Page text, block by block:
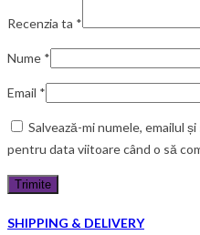
Recenzia ta *
Nume *
Email *
Salvează-mi numele, emailul
pentru data viitoare când o să
SHIPPING & DELIVERY